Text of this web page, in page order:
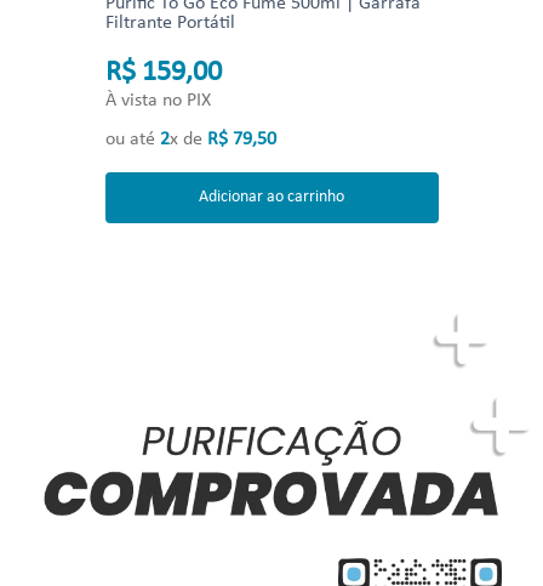
Purific To Go Eco Fumê 500ml | Garrafa
Filtrante Portátil
R$ 159,00
À vista no PIX
ou até 2x de R$ 79,50
Adicionar ao carrinho